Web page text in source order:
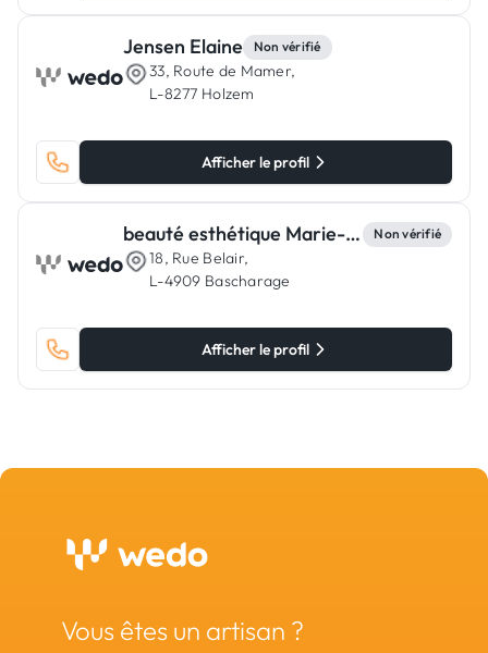
Jensen Elaine Non vérifié
33, Route de Mamer,
L-8277 Holzem
Afficher le profil
beauté esthétique Marie-France Meyrer Non vérifié
18, Rue Belair,
L-4909 Bascharage
Afficher le profil
Vous êtes un artisan ?